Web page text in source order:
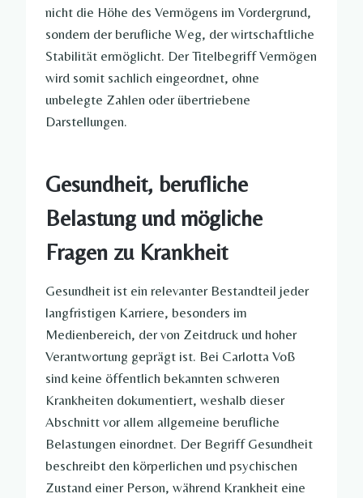
nicht die Höhe des Vermögens im Vordergrund,
sondern der berufliche Weg, der wirtschaftliche
Stabilität ermöglicht. Der Titelbegriff Vermögen
wird somit sachlich eingeordnet, ohne
unbelegte Zahlen oder übertriebene
Darstellungen.
Gesundheit, berufliche
Belastung und mögliche
Fragen zu Krankheit
Gesundheit ist ein relevanter Bestandteil jeder
langfristigen Karriere, besonders im
Medienbereich, der von Zeitdruck und hoher
Verantwortung geprägt ist. Bei Carlotta Voß
sind keine öffentlich bekannten schweren
Krankheiten dokumentiert, weshalb dieser
Abschnitt vor allem allgemeine berufliche
Belastungen einordnet. Der Begriff Gesundheit
beschreibt den körperlichen und psychischen
Zustand einer Person, während Krankheit eine